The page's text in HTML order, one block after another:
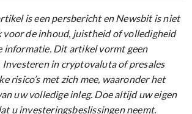
is een persbericht en Newsbit is niet
de inhoud, juistheid of volledigheid
informatie. Dit artikel vormt geen
Investeren in cryptovaluta of presales
risico’s met zich mee, waaronder het
uw volledige inleg. Doe altijd uw eigen
u investeringsbeslissingen neemt.